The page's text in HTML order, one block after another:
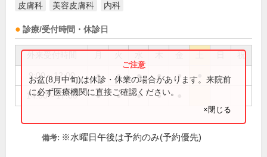
皮膚科 美容皮膚科 内科
診療/受付時間・休診日
祝
9:00～12:00 ● ● ● ● ●
14:00～17:00 ● ● ● ●
お盆(8月中旬)は休診・休業の場合があります。来院前
に必ず医療機関に直接ご確認ください。
×閉じる
備考: ※水曜日午後は予約のみ(予約優先)